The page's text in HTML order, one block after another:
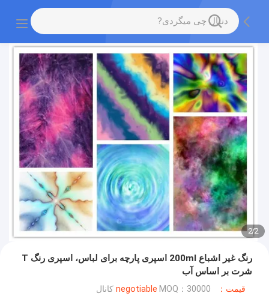
2
/
2
رنگ غیر اشباع 200ml اسپری پارچه برای لباس، اسپری رنگ T
شرت بر اساس آب
قیمت：negotiable MOQ：30000 کانال